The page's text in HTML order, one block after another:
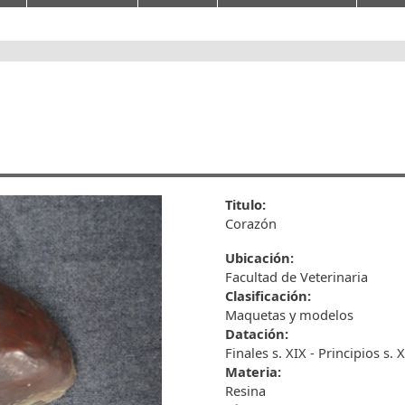
Titulo:
Corazón
Ubicación:
Facultad de Veterinaria
Clasificación:
Maquetas y modelos
Datación:
Finales s. XIX - Principios s.
Materia:
Resina